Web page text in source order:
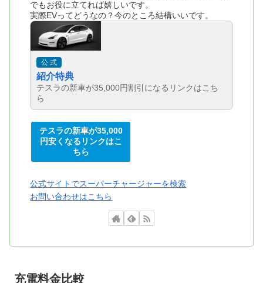
でもお役に立てれば嬉しいです。
実際EVってどうなの？今のところ結構いいです。
公 式
紹介特典
テスラの新車が35,000円割引になるリンクはこち
ら
テスラの新車が35,000
円安くなるリンクはこ
ちら
公式サイトでスーパーチャージャーを検索
お問い合わせはこちら
充電料金比較